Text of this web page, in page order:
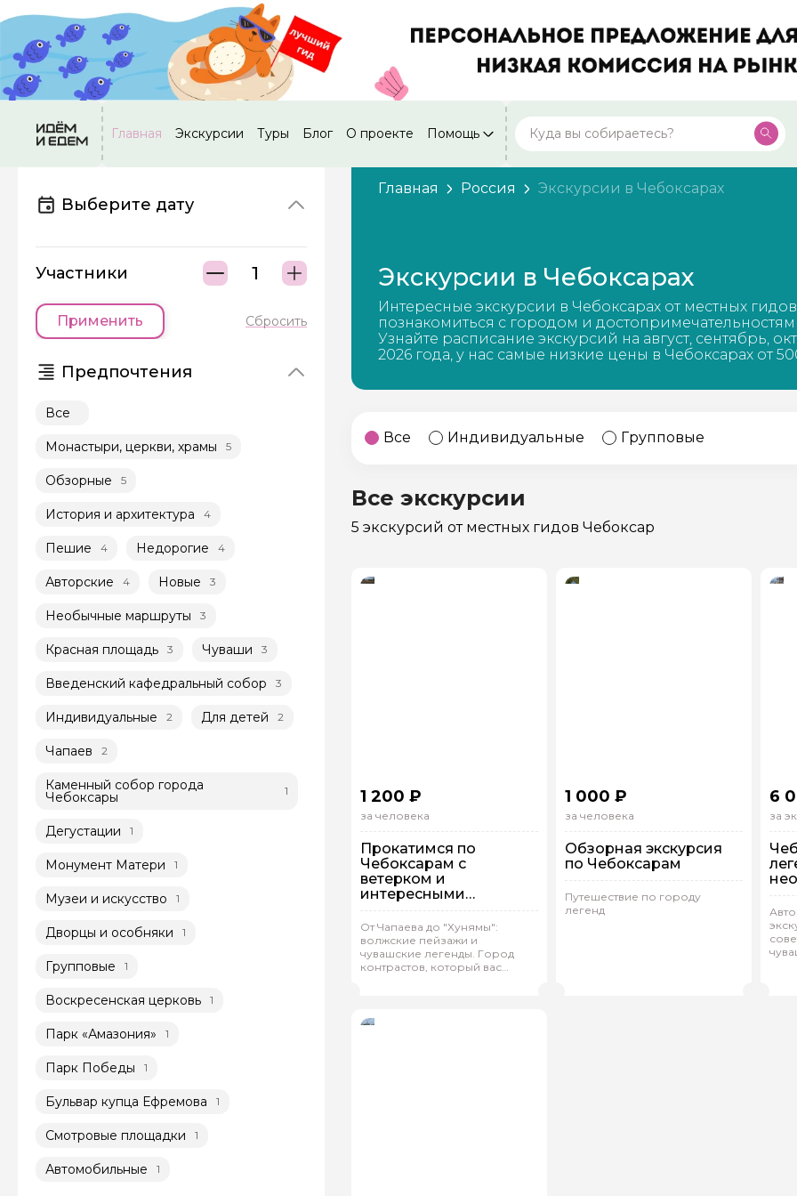
Главная Экскурсии Туры Блог О проекте Помощь
Москва
Россия
Россия
Калининград
Россия
28 экскурсий
Кисловодск
Россия
20 экскурсий
Дербент
Посмотреть все города
Выберите дату
Участники
Применить Сбросить
Предпочтения
Все
Монастыри, церкви, храмы 5
Обзорные 5
История и архитектура 4
Пешие 4 Недорогие 4
Авторские 4 Новые 3
Необычные маршруты 3
Красная площадь 3 Чуваши 3
Введенский кафедральный собор 3
Индивидуальные 2 Для детей 2
Чапаев 2
Каменный собор города
Чебоксары 1
Дегустации 1
Монумент Матери 1
Музеи и искусство 1
Дворцы и особняки 1
Групповые 1
Воскресенская церковь 1
Парк «Амазония» 1
Парк Победы 1
Бульвар купца Ефремова 1
Смотровые площадки 1
Автомобильные 1
Главная Россия Экскурсии в Чебоксарах
Экскурсии в Чебоксарах
Интересные экскурсии в Чебоксарах от местных
познакомиться с городом и
Узнайте расписание экскурсий на август, сентябрь,
2026 года, у нас самые низкие цены в Чебоксарах от
Все Индивидуальные Групповые
Все экскурсии
5 экскурсий от местных гидов Чебоксар
1 200 ₽
за человека
Прокатимся по
Чебоксарам с
ветерком и
интересными
историями
От Чапаева до "Хунямы":
волжские пейзажи и
чувашские легенды. Город
контрастов, который вас
Татьяна.Д 889
Групповая На автобусе
1 000 ₽
за человека
Обзорная экскурсия
по Чебоксарам
Путешествие по городу
легенд
6
за